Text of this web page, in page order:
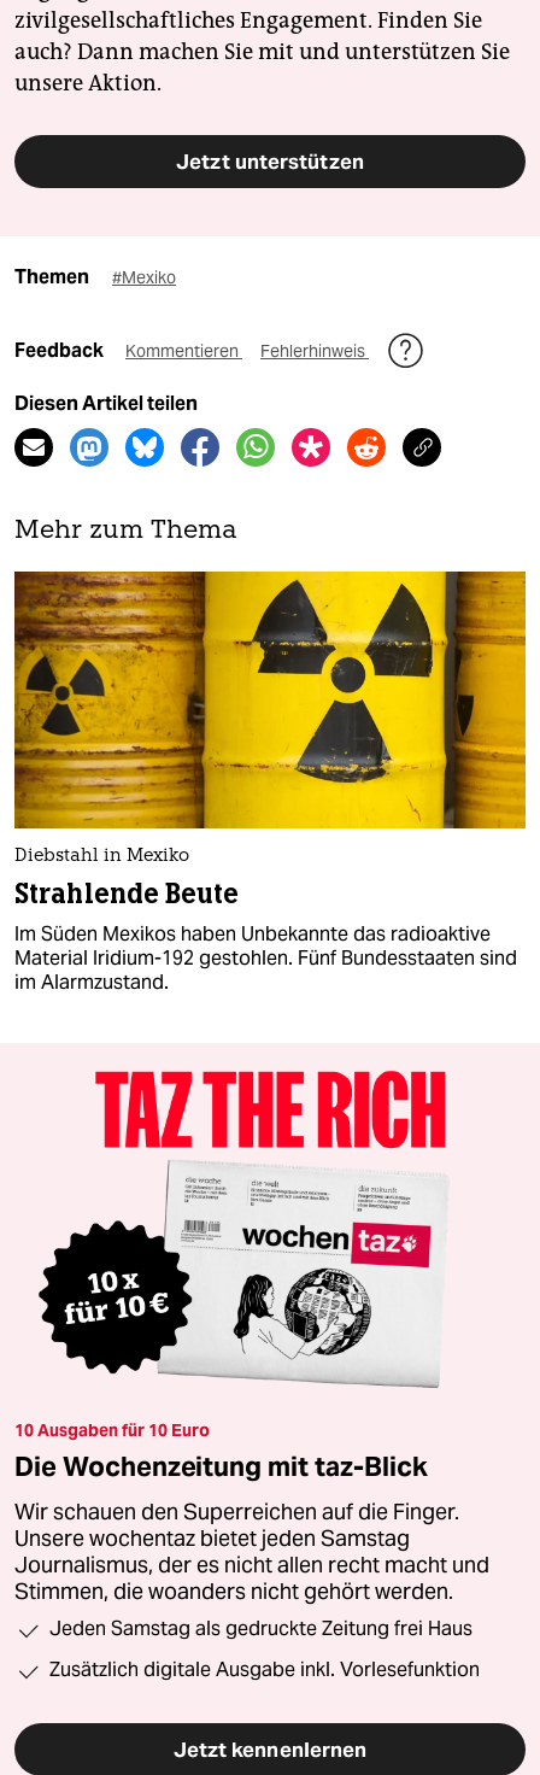
zivilgesellschaftliches Engagement. Finden Sie
auch? Dann machen Sie mit und unterstützen Sie
unsere Aktion.
Jetzt unterstützen
Themen #Mexiko
Feedback Kommentieren Fehlerhinweis
Diesen Artikel teilen
Mehr zum Thema
Diebstahl in Mexiko
Strahlende Beute
Im Süden Mexikos haben Unbekannte das radioaktive
Material Iridium-192 gestohlen. Fünf Bundesstaaten sind
im Alarmzustand.
10 Ausgaben für 10 Euro
Die Wochenzeitung mit taz-Blick
Wir schauen den Superreichen auf die Finger.
Unsere wochentaz bietet jeden Samstag
Journalismus, der es nicht allen recht macht und
Stimmen, die woanders nicht gehört werden.
Jeden Samstag als gedruckte Zeitung frei Haus
Zusätzlich digitale Ausgabe inkl. Vorlesefunktion
Jetzt kennenlernen